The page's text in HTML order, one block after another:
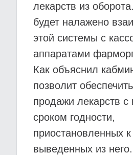
лекарств из
будет налажено
этой системы с
аппаратами
Как объяснил
позволит
продажи лекарств с
сроком годности,
приостановленных
выведенных из